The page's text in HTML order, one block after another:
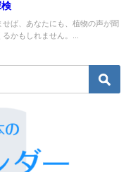
検
せば、あなたにも、植物の声が聞
るかもしれません。...